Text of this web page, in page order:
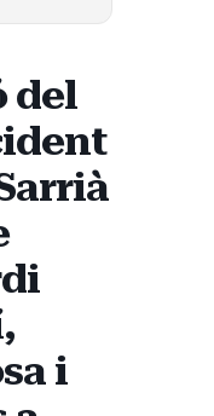
del
i